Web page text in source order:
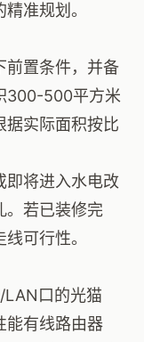
准规划。
前置条件，并备
300-500平方米
据实际面积按比
即将进入水电改
。若已装修完
可行性。
LAN口的光猫
能有线路由器